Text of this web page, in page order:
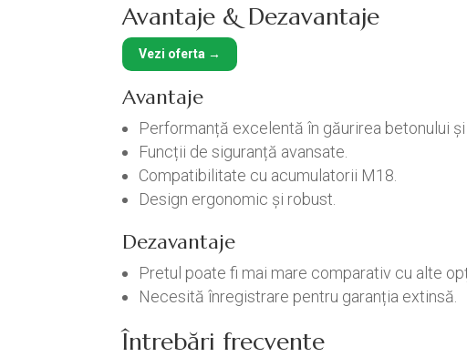
Avantaje & Dezavantaje
Vezi oferta →
Avantaje
Performanță excelentă în găurirea betonului și
Funcții de siguranță avansate.
Compatibilitate cu acumulatorii M18.
Design ergonomic și robust.
Dezavantaje
Pretul poate fi mai mare comparativ cu alte
Necesită înregistrare pentru garanția extinsă.
Întrebări frecvente